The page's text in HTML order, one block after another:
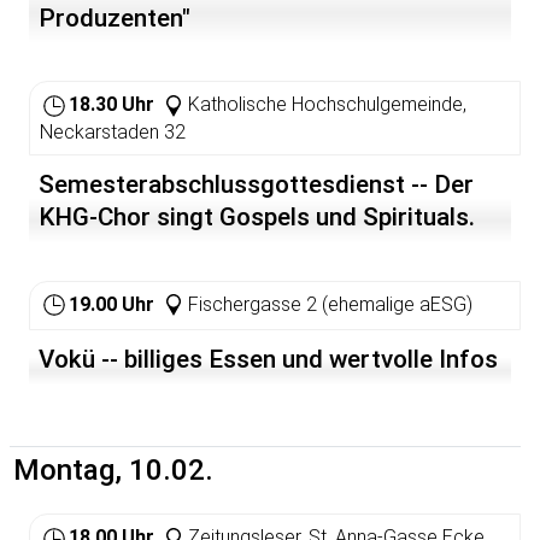
Produzenten"
18.30 Uhr
Katholische Hochschulgemeinde,
Neckarstaden 32
Semesterabschlussgottesdienst -- Der
KHG-Chor singt Gospels und Spirituals.
19.00 Uhr Fischergasse 2 (ehemalige aESG)
Vokü -- billiges Essen und wertvolle Infos
Montag, 10.02.